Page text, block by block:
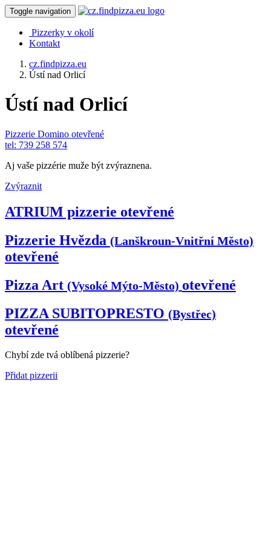
Toggle navigation
Pizzerky v okolí
Kontakt
cz.findpizza.eu
Ústí nad Orlicí
Ústí nad Orlicí
Pizzerie Domino otevřené
tel: 739 258 574
Aj vaše pizzérie muže být zvýraznena.
Zvýraznit
ATRIUM pizzerie otevřené
Pizzerie Hvězda (Lanškroun-Vnitřní Město)
otevřené
Pizza Art (Vysoké Mýto-Město) otevřené
PIZZA SUBITOPRESTO (Bystřec)
otevřené
Chybí zde tvá oblíbená pizzerie?
Přidat pizzerii